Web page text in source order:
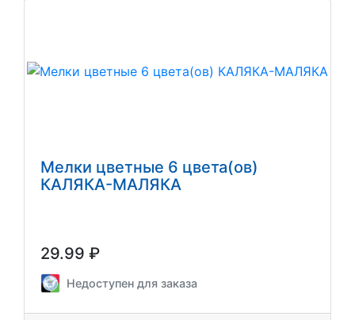
Мелки цветные 6 цвета(ов)
КАЛЯКА-МАЛЯКА
29.99 ₽
Недоступен для заказа